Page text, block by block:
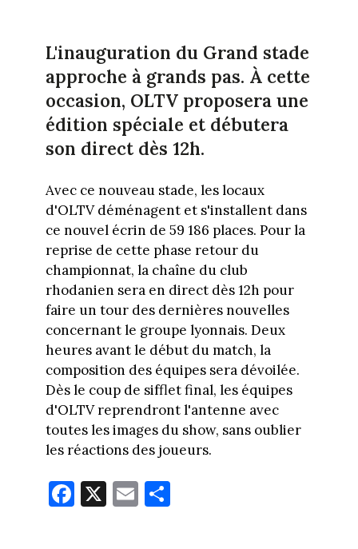
L'inauguration du Grand stade
approche à grands pas. À cette
occasion, OLTV proposera une
édition spéciale et débutera
son direct dès 12h.
Avec ce nouveau stade, les locaux
d'OLTV déménagent et s'installent dans
ce nouvel écrin de 59 186 places. Pour la
reprise de cette phase retour du
championnat, la chaîne du club
rhodanien sera en direct dès 12h pour
faire un tour des dernières nouvelles
concernant le groupe lyonnais. Deux
heures avant le début du match, la
composition des équipes sera dévoilée.
Dès le coup de sifflet final, les équipes
d'OLTV reprendront l'antenne avec
toutes les images du show, sans oublier
les réactions des joueurs.
Fa
ce
X E
m
Pa